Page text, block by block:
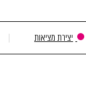
יצירת מציאות